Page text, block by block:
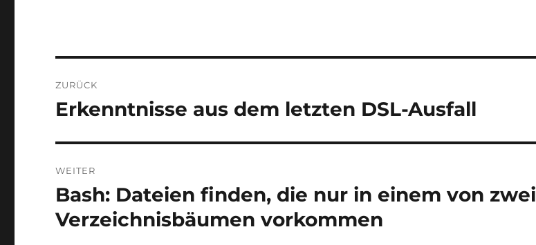
ZURÜCK
Vorheriger
Erkenntnisse aus dem letzten DSL-Ausfall
WEITER
Nächster
Beitrag:
Bash: Dateien finden, die nur in einem von zwei
Verzeichnisbäumen vorkommen